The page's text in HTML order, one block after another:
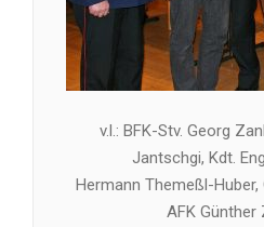
v.l.: BFK-Stv. Georg
Jantschgi, Kdt.
Hermann Themeßl-Huber,
AFK Günther